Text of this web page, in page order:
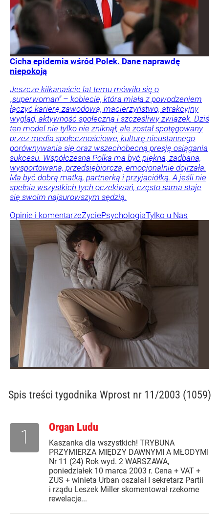
Cicha epidemia wśród Polek. Dane naprawdę
niepokoją
Jeszcze kilkanaście lat temu mówiło się o
„superwoman” – kobiecie, która miała z powodzeniem
łączyć karierę zawodową, macierzyństwo, atrakcyjny
wygląd, aktywność społeczną i szczęśliwy związek. Dziś
ten model nie tylko nie zniknął, ale został spotęgowany
przez media społecznościowe, kulturę nieustannego
porównywania się oraz wszechobecną presję osiągania
sukcesu. Współczesna Polka ma być piękna, zadbana,
wysportowana, przedsiębiorcza, emocjonalnie dojrzała.
Ma być dobrą matką, partnerką i przyjaciółką. A jeśli nie
spełnia wszystkich tych oczekiwań, często sama staje
się swoim najsurowszym sędzią.
Opinie i komentarzeŻyciePsychologiaTylko u Nas
Spis treści tygodnika Wprost nr 11/2003 (1059)
Organ Ludu
Kaszanka dla wszystkich! TRYBUNA
PRZYMIERZA MIĘDZY DAWNYMI A MŁODYMI
Nr 11 (24) Rok wyd. 2 WARSZAWA,
poniedziałek 10 marca 2003 r. Cena + VAT +
ZUS + winieta Urban oszalał I sekretarz Partii
i rządu Leszek Miller skomentował rzekome
rewelacje...
1